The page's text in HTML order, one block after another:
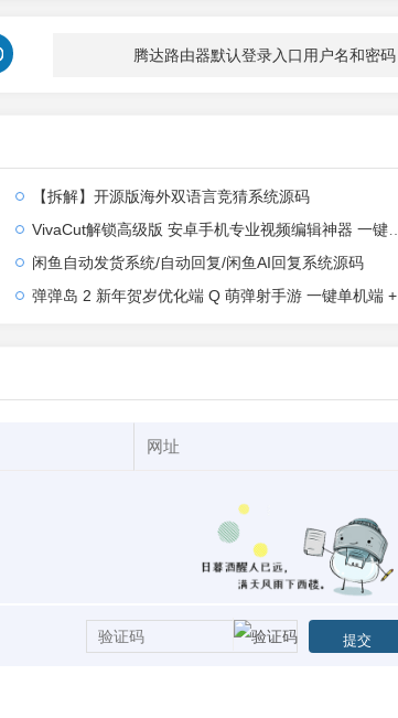
腾达路由器默认登录入口用户名和密码
【拆解】开源版海外双语言竞猜系统源码
VivaCut解锁高级版 安卓手机专业视频编辑神器 一键式AI加持
闲鱼自动发货系统/自动回复/闲鱼AI回复系统源码
弹弹岛 2 新年贺岁优化端 Q 萌弹射手游 一键单机端 + Linux 手工端 + GM 后台 + 安卓 iOS 双端带教程